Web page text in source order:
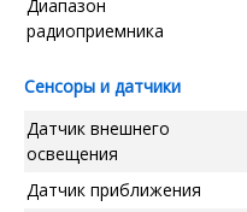
Диапазон
радиоприемника
Сенсоры и датчики
Датчик внешнего
освещения
Датчик приближения